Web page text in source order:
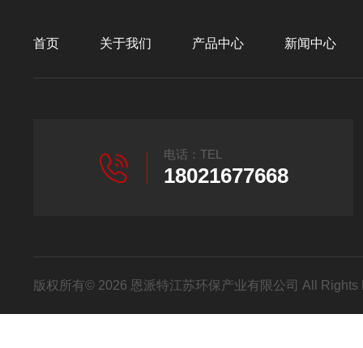
首页 关于我们 产品中心 新闻中心
电话：TEL
18021677668
版权所有© 2026 恩派特江苏环保产业有限公司 All